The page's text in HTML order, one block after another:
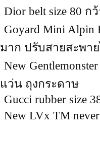
Dior belt size 80 ก
Goyard Mini Alpin
มาก ปรับสายสะพา
New
แว่น ถุงกระดาษ
Gucci rubber size
New LVx TM